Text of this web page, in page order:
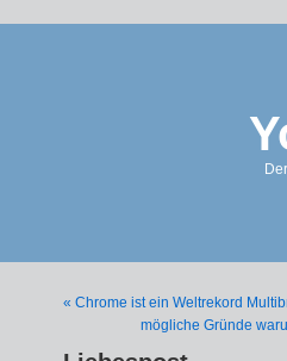
« Chrome ist ein Weltrekord
mögliche Gründe